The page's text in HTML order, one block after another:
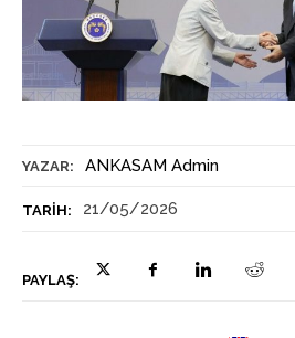
YAZAR: ANKASAM Admin
TARIH: 21/05/2026
PAYLAŞ: